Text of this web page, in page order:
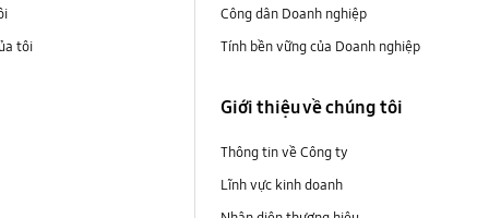
tôi
Công dân Doanh nghiệp
Tính bền vững của Doanh nghiệp
Giới thiệu về chúng tôi
Thông tin về Công ty
Lĩnh vực kinh doanh